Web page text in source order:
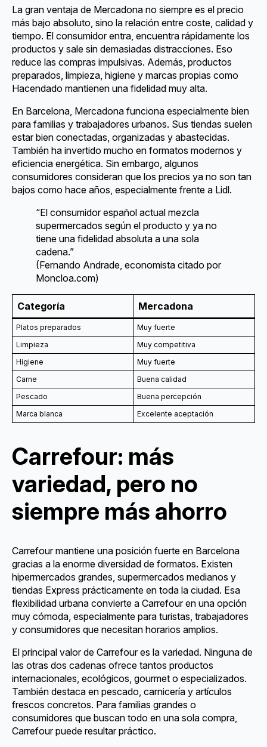
La gran ventaja de Mercadona no siempre es el precio
más bajo absoluto, sino la relación entre coste, calidad y
tiempo. El consumidor entra, encuentra rápidamente los
productos y sale sin demasiadas distracciones. Eso
reduce las compras impulsivas. Además, productos
preparados, limpieza, higiene y marcas propias como
Hacendado mantienen una fidelidad muy alta.
En Barcelona, Mercadona funciona especialmente bien
para familias y trabajadores urbanos. Sus tiendas suelen
estar bien conectadas, organizadas y abastecidas.
También ha invertido mucho en formatos modernos y
eficiencia energética. Sin embargo, algunos
consumidores consideran que los precios ya no son tan
bajos como hace años, especialmente frente a Lidl.
“El consumidor español actual mezcla
supermercados según el producto y ya no
tiene una fidelidad absoluta a una sola
cadena.”
(Fernando Andrade, economista citado por
Moncloa.com)
Categoría Mercadona
Platos preparados
Muy fuerte
Limpieza
Muy competitiva
Higiene
Muy fuerte
Carne
Buena calidad
Pescado
Buena percepción
Marca blanca
Excelente aceptación
Carrefour: más
variedad, pero no
siempre más ahorro
Carrefour mantiene una posición fuerte en Barcelona
gracias a la enorme diversidad de formatos. Existen
hipermercados grandes, supermercados medianos y
tiendas Express prácticamente en toda la ciudad. Esa
flexibilidad urbana convierte a Carrefour en una opción
muy cómoda, especialmente para turistas, trabajadores
y consumidores que necesitan horarios amplios.
El principal valor de Carrefour es la variedad. Ninguna de
las otras dos cadenas ofrece tantos productos
internacionales, ecológicos, gourmet o especializados.
También destaca en pescado, carnicería y artículos
frescos concretos. Para familias grandes o
consumidores que buscan todo en una sola compra,
Carrefour puede resultar práctico.